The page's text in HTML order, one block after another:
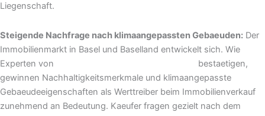
Liegenschaft.
Steigende Nachfrage nach klimaangepassten Gebaeuden: Der
Immobilienmarkt in Basel und Baselland entwickelt sich. Wie
Experten von
bestaetigen,
gewinnen Nachhaltigkeitsmerkmale und klimaangepasste
Gebaeudeeigenschaften als Werttreiber beim Immobilienverkauf
zunehmend an Bedeutung. Kaeufer fragen gezielt nach dem